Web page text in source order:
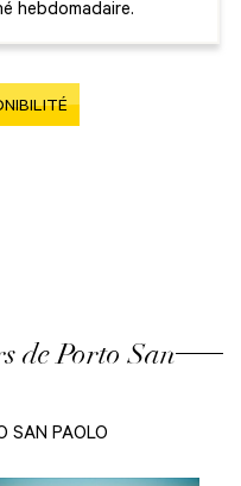
hebdomadaire.
de Porto San
SAN PAOLO